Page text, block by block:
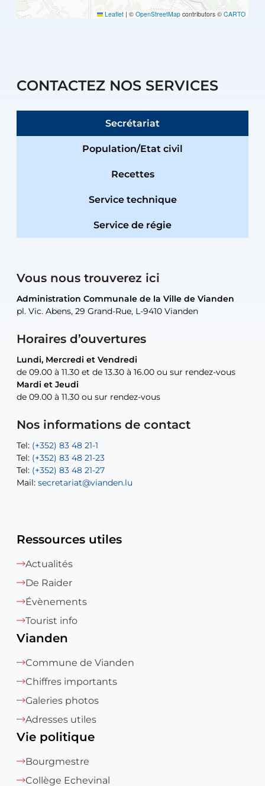
Leaflet | © OpenStreetMap contributors © CARTO
CONTACTEZ NOS SERVICES
Secrétariat
Population/Etat civil
Recettes
Service technique
Service de régie
Vous nous trouverez ici
Administration Communale de la Ville de Vianden
pl. Vic. Abens, 29 Grand-Rue, L-9410 Vianden
Horaires d’ouvertures
Lundi, Mercredi et Vendredi
de 09.00 à 11.30 et de 13.30 à 16.00 ou sur rendez-vous
Mardi et Jeudi
de 09.00 à 11.30 ou sur rendez-vous
Nos informations de contact
Tel: (+352) 83 48 21-1
Tel: (+352) 83 48 21-23
Tel: (+352) 83 48 21-27
Mail: secretariat@vianden.lu
Administration Communale de la Ville de Vianden
pl. Vic. Abens, 29 Grand-Rue, L-9410 Vianden
Lundi, Mercredi et Vendredi
de 09.00 à 11.30 et de 13.30 à 16.00 ou sur rendez-vous
Mardi et Jeudi
de 09.00 à 11.30 ou sur rendez-vous
Tel: (+352) 83 48 21-20
Tel: (+352) 83 48 21-22
Mail:sofia.carvalho@vianden.lu
Mail: diane.storn@vianden.lu
Administration Communale de la Ville de Vianden
pl. Vic. Abens, 29 Grand-Rue, L-9410 Vianden
uniquement sur rendez-vous
Mail:recette@vianden.lu
Administration Communale de la Ville de Vianden
pl. Vic. Abens, 29 Grand-Rue, L-9410 Vianden
uniquement sur rendez-vous
Tel:(+352) 83 48 21-31
Atelier Communal de la Ville de Vianden
30, rue Neugarten, L-9422 Vianden
uniquement sur rendez-vous
Tel:Permanence (Fuite d’eau) : 83 48 21 61
Ressources utiles
Actualités
De Raider
Évènements
Tourist info
Vianden
Commune de Vianden
Chiffres importants
Galeries photos
Adresses utiles
Vie politique
Bourgmestre
Collège Echevinal